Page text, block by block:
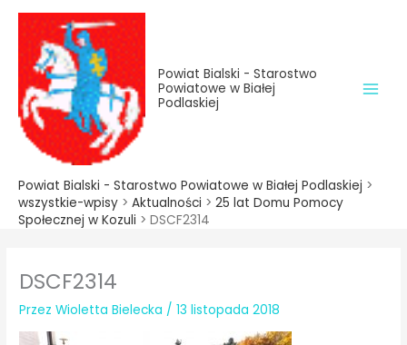
treści
Przejdź
treści
Powiat Bialski - Starostwo
Powiatowe w Białej
Podlaskiej
Powiat Bialski - Starostwo Powiatowe w Białej Podlaskiej >
wszystkie-wpisy > Aktualności > 25 lat Domu Pomocy
Społecznej w Kozuli > DSCF2314
DSCF2314
PrzezWioletta Bielecka /13 listopada 2018